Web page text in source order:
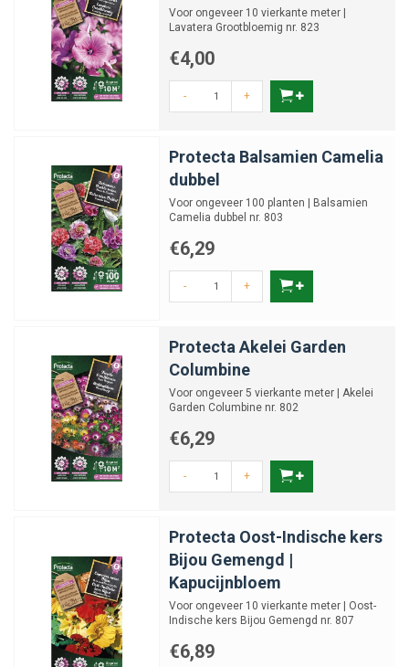
Voor ongeveer 10 vierkante meter |
Lavatera Grootbloemig nr. 823
€4,00
- +
Protecta Balsamien Camelia
dubbel
Voor ongeveer 100 planten | Balsamien
Camelia dubbel nr. 803
€6,29
- +
Protecta Akelei Garden
Columbine
Voor ongeveer 5 vierkante meter | Akelei
Garden Columbine nr. 802
€6,29
- +
Protecta Oost-Indische kers
Bijou Gemengd |
Kapucijnbloem
Voor ongeveer 10 vierkante meter | Oost-
Indische kers Bijou Gemengd nr. 807
€6,89